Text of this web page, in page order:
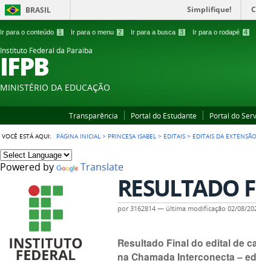
BRASIL Simplifique!
Ir para o conteúdo 1 Ir para o menu 2 Ir para a busca 3 Ir para o rodapé 4
Instituto Federal da Paraiba
IFPB
MINISTÉRIO DA EDUCAÇÃO
Transparência Portal do Estudante Portal do
VOCÊ ESTÁ AQUI: PÁGINA INICIAL > PRINCESA ISABEL > EDITAIS > EDITAIS DA EXTENSÃO
Powered by Translate
RESULTADO
por3162814 — última modificação 02/08/
Resultado Final do edital de
na Chamada Interconecta –